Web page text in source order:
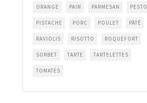
ORANGE PAIN PARMESAN PESTO
PISTACHE PORC POULET PÂTÉ
RAVIOLIS RISOTTO ROQUEFORT
SORBET TARTE TARTELETTES
TOMATES